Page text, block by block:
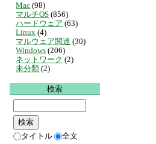
Mac (98)
マルチOS (856)
ハードウェア (63)
Linux (4)
マルウェア関連 (30)
Windows (206)
ネットワーク (2)
未分類 (2)
検索
タイトル 全文